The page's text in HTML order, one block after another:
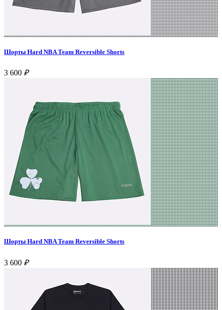
Шорты Hard NBA Team Reversible Shorts
3 600 ₽
Шорты Hard NBA Team Reversible Shorts
3 600 ₽